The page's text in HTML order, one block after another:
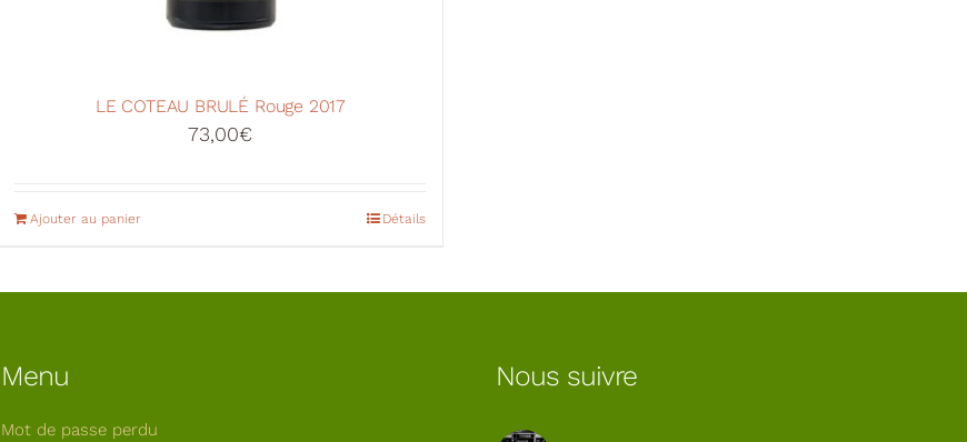
LE COTEAU BRULÉ Rouge 2017
73,00€
Ajouter au panier Détails
Menu
Mot de passe perdu
Nous suivre